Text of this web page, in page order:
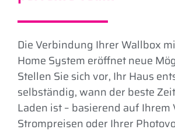
Die Verbindung Ihrer Wallbox
Home System eröffnet neue
Stellen Sie sich vor, Ihr Haus
selbständig, wann der beste
Laden ist – basierend auf Ihrem
Strompreisen oder Ihrer